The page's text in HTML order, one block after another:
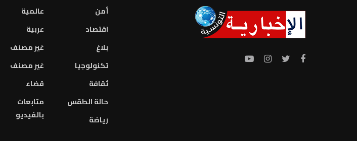
أمن
اقتصاد
بلاغ
تكنولوجيا
ثقافة
حالة الطقس
رياضة
عالمية
عربية
غير مصنف
غير مصنف
قضاء
متابعات
بالفيديو